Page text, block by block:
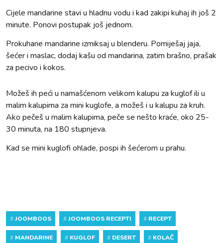
Cijele mandarine stavi u hladnu vodu i kad zakipi kuhaj ih još 2
minute. Ponovi postupak još jednom.
Prokuhane mandarine izmiksaj u blenderu. Pomiješaj jaja,
šećer i maslac, dodaj kašu od mandarina, zatim brašno, prašak
za pecivo i kokos.
Možeš ih peći u namašćenom velikom kalupu za kuglof ili u
malim kalupima za mini kuglofe, a možeš i u kalupu za kruh.
Ako pečeš u malim kalupima, peče se nešto kraće, oko 25-
30 minuta, na 180 stupnjeva.
Kad se mini kuglofi ohlade, pospi ih šećerom u prahu.
#JOOMBOOS #JOOMBOOS RECEPTI # RECEPT
# MANDARINE # KUGLOF # DESERT # KOLAČ